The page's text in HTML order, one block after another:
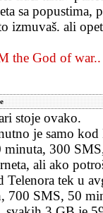
sa popustima,
izmuvaš. ali
the God of
stoje ovako.
je samo
minuta, 300
ali ako
Telenora tek u
700 SMS, 50